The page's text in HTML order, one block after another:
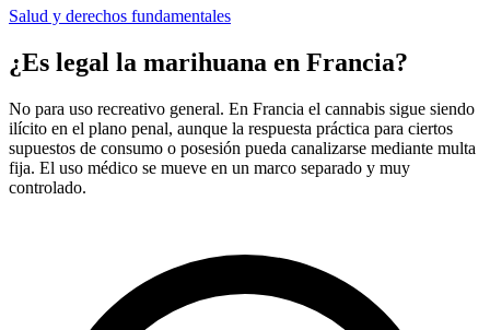
Salud y derechos fundamentales
¿Es legal la marihuana en Francia?
No para uso recreativo general. En Francia el cannabis sigue siendo
ilícito en el plano penal, aunque la respuesta práctica para ciertos
supuestos de consumo o posesión pueda canalizarse mediante multa
fija. El uso médico se mueve en un marco separado y muy
controlado.